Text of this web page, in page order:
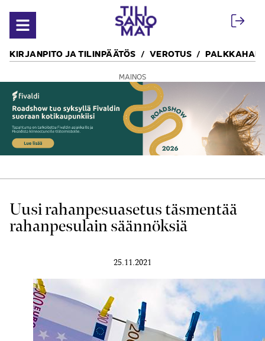
Avaa valikko
KIRJANPITO JA TILINPÄÄTÖS VEROTUS
MAINOS
Uusi rahanpesuasetus täsmentää
rahanpesulain säännöksiä
25.11.2021